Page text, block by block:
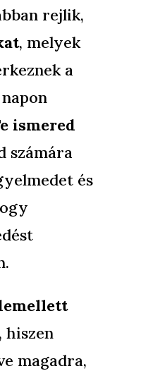
rejlik,
, melyek
a
ismered
számára
és
hiszen
magadra,